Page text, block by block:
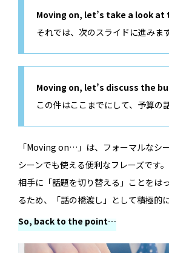
Moving on, let’s take a look
それでは、次のスライドに進みま
Moving on, let’s discuss the
この件はここまでにして、予算の
「Moving on…」は、フォーマルなシ
シーンでも使える便利なフレーズです。
相手に「話題を切り替える」ことをは
るため、「話の橋渡し」として積極的
So, back to the point…